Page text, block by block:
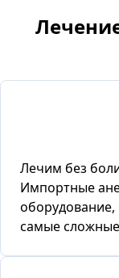
Лечим без
Импортные
самые